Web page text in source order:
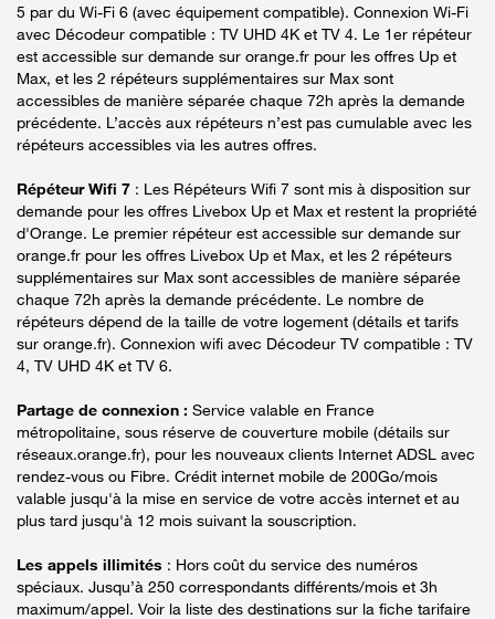
5 par du Wi-Fi 6 (avec équipement compatible). Connexion Wi-Fi
avec Décodeur compatible : TV UHD 4K et TV 4. Le 1er répéteur
est accessible sur demande sur orange.fr pour les offres Up et
Max, et les 2 répéteurs supplémentaires sur Max sont
accessibles de manière séparée chaque 72h après la demande
précédente. L’accès aux répéteurs n’est pas cumulable avec les
répéteurs accessibles via les autres offres.
Répéteur Wifi 7 : Les Répéteurs Wifi 7 sont mis à disposition sur
demande pour les offres Livebox Up et Max et restent la propriété
d'Orange. Le premier répéteur est accessible sur demande sur
orange.fr pour les offres Livebox Up et Max, et les 2 répéteurs
supplémentaires sur Max sont accessibles de manière séparée
chaque 72h après la demande précédente. Le nombre de
répéteurs dépend de la taille de votre logement (détails et tarifs
sur orange.fr). Connexion wifi avec Décodeur TV compatible : TV
4, TV UHD 4K et TV 6.
Partage de connexion : Service valable en France
métropolitaine, sous réserve de couverture mobile (détails sur
réseaux.orange.fr), pour les nouveaux clients Internet ADSL avec
rendez-vous ou Fibre. Crédit internet mobile de 200Go/mois
valable jusqu'à la mise en service de votre accès internet et au
plus tard jusqu'à 12 mois suivant la souscription.
Les appels illimités : Hors coût du service des numéros
spéciaux. Jusqu’à 250 correspondants différents/mois et 3h
maximum/appel. Voir la liste des destinations sur la fiche tarifaire